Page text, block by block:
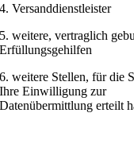
4. Versanddienstleister
5. weitere, vertraglich
Erfüllungsgehilfen
6. weitere Stellen, für die
Ihre Einwilligung zur
Datenübermittlung erteilt